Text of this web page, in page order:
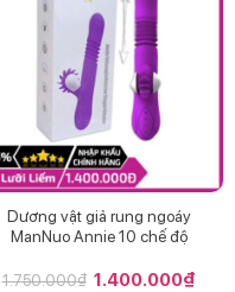
Dương vật giả rung ngoáy
ManNuo Annie 10 chế độ
1.750.000₫ Giá
1.400.000₫